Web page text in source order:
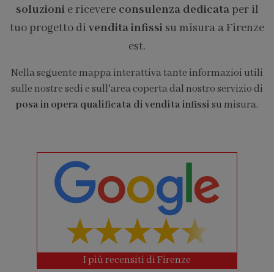
soluzionie ricevere consulenza dedicataper il
tuo progetto di vendita infissi su misura a Firenze
est.
Nella seguente mappa interattiva tante informazioi utili
sulle nostre sedi e sull'area coperta dal nostro servizio di
posa in opera qualificata di vendita infissisu misura.
I più recensiti di Firenze